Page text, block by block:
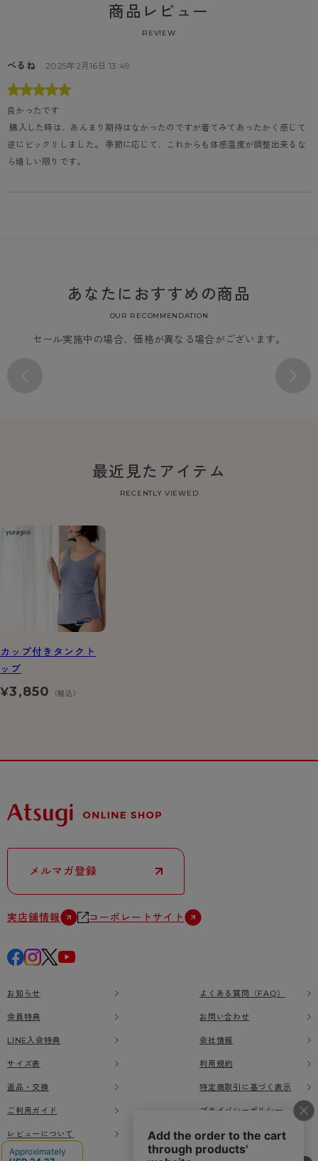
商品レビュー
REVIEW
べるね 2025年2月16日 13:49
良かったです
逆にビックリしました。 季節に応じて、これからも体感温度が調整出来るな
ら嬉しい限りです。
あなたにおすすめの商品
OUR RECOMMENDATION
セール実施中の場合、価格が異なる場合がございます。
最近見たアイテム
RECENTLY VIEWED
カップ付きタンクト
ップ
¥3,850 （税込）
メルマガ登録
実店舗情報 コーポレートサイト
お知らせ
会員特典
LINE入会特典
サイズ表
返品・交換
ご利用ガイド
レビューについて
よくある質問（FAQ）
お問い合わせ
会社情報
利用規約
特定商取引に基づく表示
プライバシーポリシー